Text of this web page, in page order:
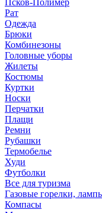
Псков-Полимер
Рат
Одежда
Брюки
Комбинезоны
Головные уборы
Жилеты
Костюмы
Куртки
Носки
Перчатки
Плащи
Ремни
Рубашки
Термобелье
Худи
Футболки
Все для туризма
Газовые горелки,
Компасы